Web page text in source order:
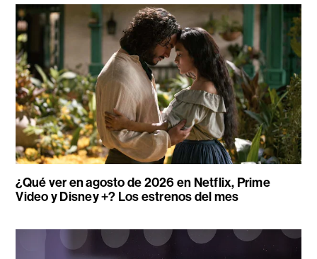
¿Qué ver en agosto de 2026 en Netflix, Prime
Video y Disney +? Los estrenos del mes